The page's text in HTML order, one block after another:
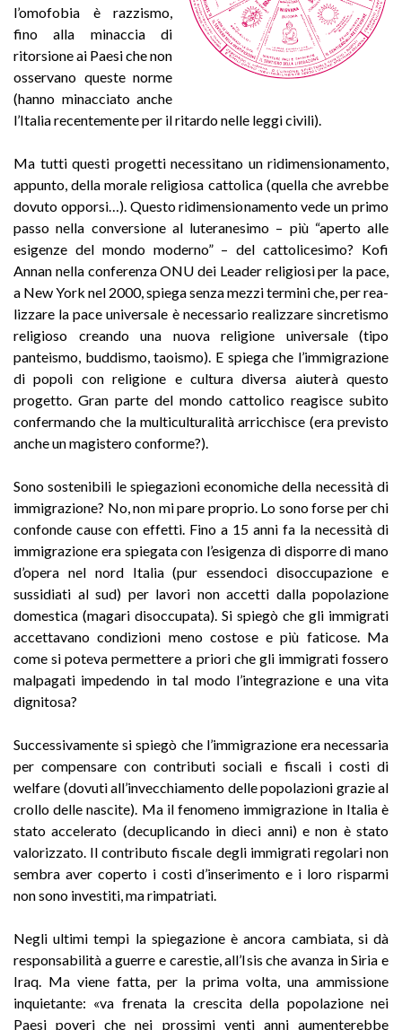
l’omofobia è razzismo,
fino alla minaccia di
ritorsione ai Paesi che non
osservano queste norme
(hanno minacciato anche
l’Italia recentemente per il ritardo nelle leggi civili).
Ma tutti questi progetti necessitano un ridimensionamento,
appunto, della morale religiosa cattolica (quella che avrebbe
dovuto opporsi…). Questo ridimensionamento vede un primo
passo nella conversione al luteranesimo – più “aperto alle
esigenze del mondo moderno” – del cattolicesimo? Kofi
Annan nella conferenza ONU dei Leader religiosi per la pace,
a New York nel 2000, spiega senza mezzi termini che, per rea­
lizzare la pace universale è necessario realizzare sincretismo
religioso creando una nuova religione universale (tipo
panteismo, buddismo, taoismo). E spiega che l’immigrazione
di popoli con religione e cultura diversa aiuterà questo
progetto. Gran parte del mondo cattolico reagisce subito
confermando che la multiculturalità arricchisce (era previsto
anche un magistero conforme?).
Sono sostenibili le spiegazioni economiche della necessità di
immigrazione? No, non mi pare proprio. Lo sono forse per chi
confonde cause con effetti. Fino a 15 anni fa la necessità di
immigrazione era spiegata con l’esigenza di disporre di mano
d’opera nel nord Italia (pur essendoci disoccupazione e
sussidiati al sud) per lavori non accetti dalla popolazione
domestica (magari disoccupata). Si spiegò che gli immigrati
ac­cettavano condizioni meno costose e più faticose. Ma
come si poteva permettere a priori che gli immigrati fossero
malpagati impedendo in tal modo l’integrazione e una vita
dignitosa?
Successivamente si spiegò che l’immigrazione era necessaria
per compensare con contributi sociali e fiscali i costi di
welfare (dovuti all’invecchiamento delle popolazioni grazie al
crollo delle nascite). Ma il fenomeno immigrazione in Italia è
stato accelerato (decuplicando in dieci anni) e non è stato
valorizzato. Il contributo fiscale degli immigrati regolari non
sembra aver coperto i costi d’inserimento e i loro risparmi
non sono investiti, ma rimpatriati.
Negli ultimi tempi la spiegazione è ancora cambiata, si dà
responsabilità a guerre e carestie, all’Isis che avanza in Siria e
Iraq. Ma viene fatta, per la prima volta, una ammissione
inquietante: «va frenata la crescita della popolazione nei
Paesi poveri che nei prossimi venti anni aumenterebbe